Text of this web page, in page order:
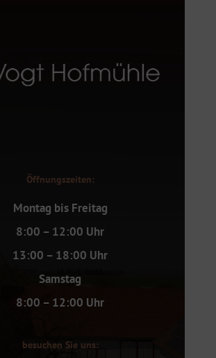
Öffnungszeiten:
Montag bis Freitag
8:00 – 12:00 Uhr
13:00 – 18:00 Uhr
Samstag
8:00 – 12:00 Uhr
besuchen Sie uns: